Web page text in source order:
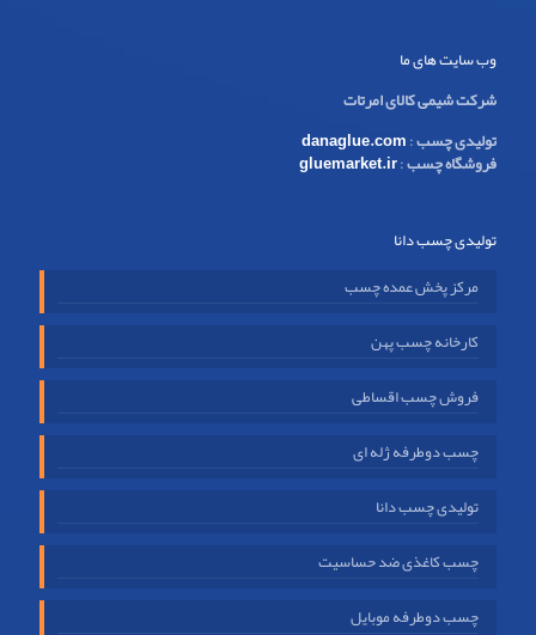
وب سایت های ما
شرکت شیمی کالای امرتات
تولیدی چسب:
danaglue.com
فروشگاه چسب:
gluemarket.ir
تولیدی چسب دانا
مرکز پخش عمده چسب
کارخانه چسب پهن
فروش چسب اقساطی
چسب دوطرفه ژله ای
تولیدی چسب دانا
چسب کاغذی ضد حساسیت
چسب دوطرفه موبایل